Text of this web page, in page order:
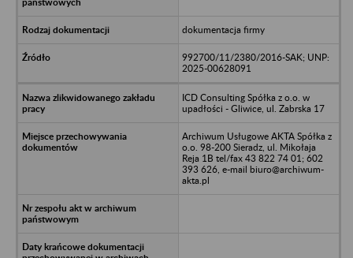
dokumentacja firmy
992700/11/2380/2016-SAK; UNP:
2025-00628091
ICD Consulting Spółka z o.o. w
upadłości - Gliwice, ul. Zabrska 17
Archiwum Usługowe AKTA Spółka z
o.o. 98-200 Sieradz, ul. Mikołaja
Reja 1B tel/fax 43 822 74 01; 602
393 626, e-mail biuro@archiwum-
akta.pl